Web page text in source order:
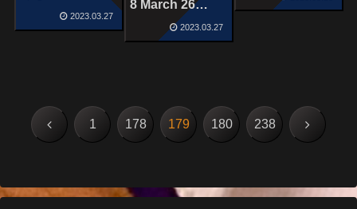
2023.03.27
8 March 26
2023.03.27
前 1 178 179 180 238 次